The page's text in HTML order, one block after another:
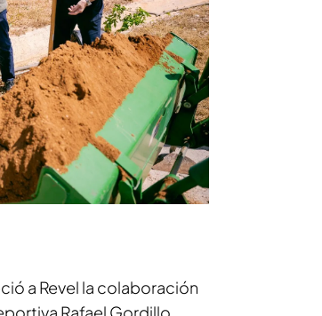
a Revel la colaboración